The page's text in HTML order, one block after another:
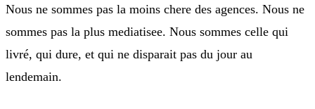
Nous ne sommes pas la moins chere des agences. Nous ne
sommes pas la plus mediatisee. Nous sommes celle qui
livré, qui dure, et qui ne disparait pas du jour au
lendemain.